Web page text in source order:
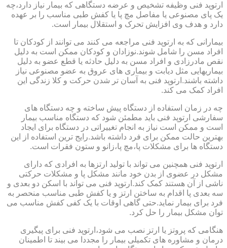
ارتوپد فنی وظیفه تشخیص و عرضه دستگاهی که بیمار نیاز دارد،چه
یک پای مصنوعی یا مفاصل مچ پا یا کفش طبی مناسب را بر عهده
دارد و هدف وی افزایش تحرک و استقلال بیمار است.
بیمارانی که به ارتوپد فنی مراجعه می کنند می توانند از کودکان تا
افراد مسن را شامل شوند.نوزادان و کودکان ممکن است به دلیل
نقص مادرزادی و افراد مسن به دلیل حادثه یا قطع عضو به دلیل
بیماریهایی مثل دیابت و بیماری های عروق به عضو مصنوعی نیاز
داشته باشند.ارتوپد فنی به آسان تر شدن حرکت و کلا زندگی این
افراد کمک می کند.
چه در زمان استفاده از دستگاه پیش ساخته و چه دستگاه های
سفارشی ارتوپد فنی باید مطمئن شود که دستگاه مناسب بیمار
است و ممکن است نیاز به انجام تغییراتی در دستگاه برای ایجاد
بهترین حالت ممکن برای فرد داشته باشد.رایج ترین استفاده از این
دستگاه ها برای مشکلات پا،مچ پا،زانو و ستون فقرات است.
ارتوپد فنی همچنین می تواند با تولید ارتزها به افرادی که دارای
مشکل در عضوی از بدن خود مانند مشکل پا و مشکلات حرکتی
ناشی از آن هستند کمک کند.ارتوپد فنی می تواند با اسکن دو بعدی و
سه بعدی پا اقدام به ساختن ارتز و یا کفش طبی مناسب منحصر به
فرد برای بیمار نماید.حتی گاهی اوقات با یک کفی کفش مناسب می
توان مشکل بیمار را حل کرد.
هنگامی که پروتز یا ارتز نصب می شود،ارتوپد فنی برای پیگیری
درمان و مشاوره های تکمیلی بیمار را مجددا می بیند تا اطمینان